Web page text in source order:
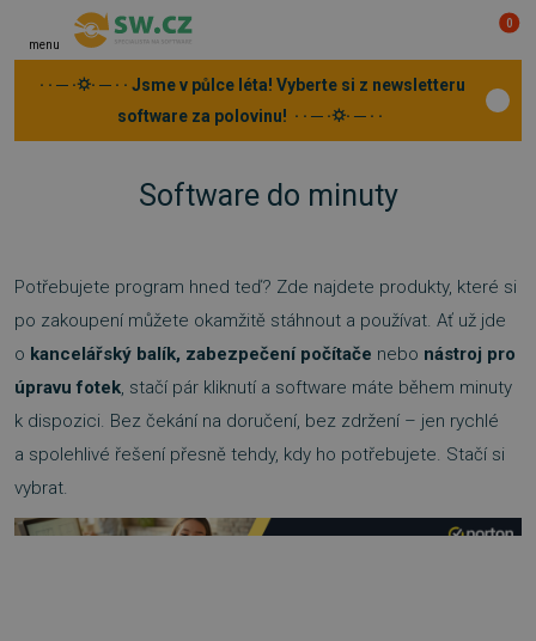
menu
0
· · ─ ·⛭· ─ · · Jsme v půlce léta! Vyberte si z newsletteru
software za polovinu! · · ─ ·⛭· ─ · ·
Software do minuty
Potřebujete program hned teď? Zde najdete produkty, které si
po zakoupení můžete okamžitě stáhnout a používat. Ať už jde
o kancelářský balík, zabezpečení počítače nebo nástroj pro
úpravu fotek, stačí pár kliknutí a software máte během minuty
k dispozici. Bez čekání na doručení, bez zdržení – jen rychlé
a spolehlivé řešení přesně tehdy, kdy ho potřebujete. Stačí si
vybrat.